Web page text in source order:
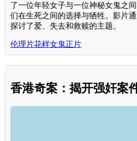
了一位年轻女子与一位神秘女鬼之
们在生死之间的选择与牺牲。影片
探讨了爱、失去和救赎的主题。
伦理片花样女鬼正片
香港奇案：揭开强奸案